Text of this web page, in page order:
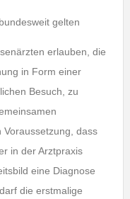
gelten
erlauben, die
in Form einer
Besuch, zu
Voraussetzung, dass
in der Arztpraxis
eine Diagnose
die erstmalige